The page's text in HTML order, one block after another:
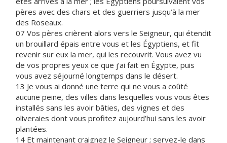
pères avec des chars et des guerriers jusqu’à la mer
des Roseaux.
07 Vos pères crièrent alors vers le Seigneur, qui étendit
un brouillard épais entre vous et les Égyptiens, et fit
revenir sur eux la mer, qui les recouvrit. Vous avez vu
de vos propres yeux ce que j’ai fait en Égypte, puis
vous avez séjourné longtemps dans le désert.
13 Je vous ai donné une terre qui ne vous a coûté
aucune peine, des villes dans lesquelles vous vous êtes
installés sans les avoir bâties, des vignes et des
oliveraies dont vous profitez aujourd’hui sans les avoir
plantées.
14 Et maintenant craignez le Seigneur ; servez-le dans